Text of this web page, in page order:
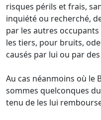
risques périls et frais,
inquiété ou recherché,
par les autres
les tiers, pour bruits,
causés par lui ou par
Au cas néanmoins où le
sommes quelconques
tenu de les lui